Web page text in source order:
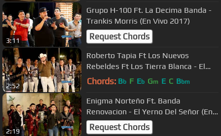
3:11
Grupo H-100 Ft. La Decima Banda -
Trankis Morris (En Vivo 2017)
Request Chords
2:52
Roberto Tapia Ft Los Nuevos
Rebeldes Ft Los Tierra Blanca - El
Cumpl34ños Del M0ch0m0 (En Vivo
Chords: Bb F Eb Gm E C Bbm
2:19
Enigma Norteño Ft. Banda
Renovacion - El Yerno Del Señor (En
Vivo 2017)
Request Chords